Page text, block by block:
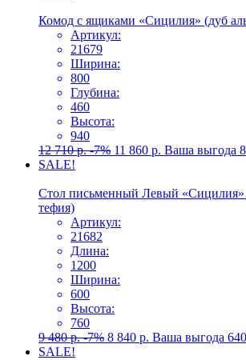
Комод с ящиками «Сицилия» (дуб
Артикул:
21679
Ширина:
800
Глубина:
460
Высота:
940
12 710р. -7% 11 860 р. Ваша выгода
SALE!
Стол письменный Левый «Сицилия»
тефия)
Артикул:
21682
Длина:
1200
Ширина:
600
Высота:
760
9 480р. -7% 8 840 р. Ваша выгода 640
SALE!